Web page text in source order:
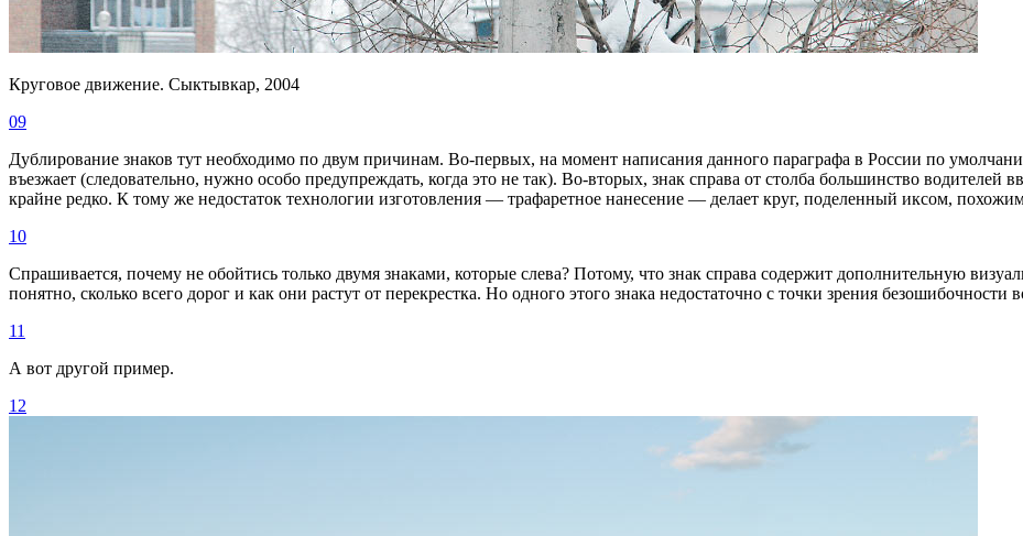
Круговое движение. Сыктывкар, 2004
09
Дублирование знаков тут необходимо по двум причинам. Во-первых, на момент написания данного параграфа в России по
въезжает (следовательно, нужно особо предупреждать, когда это не так). Во-вторых, знак справа от столба большинство водителей
крайне редко. К тому же недостаток технологии изготовления — трафаретное нанесение — делает круг, поделенный иксом,
10
Спрашивается, почему не обойтись только двумя знаками, которые слева? Потому, что знак справа содержит дополнительную
понятно, сколько всего дорог и как они растут от перекрестка. Но одного этого знака недостаточно с точки зрения безошибочности
11
А вот другой пример.
12